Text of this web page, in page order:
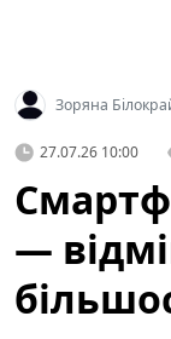
Зоряна
27.07.26 10:00
—